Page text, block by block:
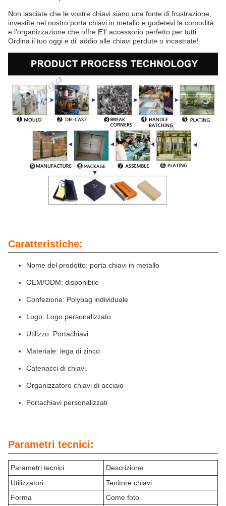
Non lasciate che le vostre chiavi siano una fonte di frustrazione,
investite nel nostro porta chiavi in metallo e godetevi la comodità
e l'organizzazione che offre.E'l' accessorio perfetto per tutti..
Ordina il tuo oggi e di' addio alle chiavi perdute o incastrate!
Caratteristiche:
Nome del prodotto: porta chiavi in metallo
OEM/ODM: disponibile
Confezione: Polybag individuale
Logo: Logo personalizzato
Utilizzo: Portachiavi
Materiale: lega di zinco
Catenacci di chiavi.
Organizzatore chiavi di acciaio
Portachiavi personalizzati
Parametri tecnici:
Parametri tecnici
Descrizione
Utilizzatori
Tenitore chiavi
Forma
Come foto